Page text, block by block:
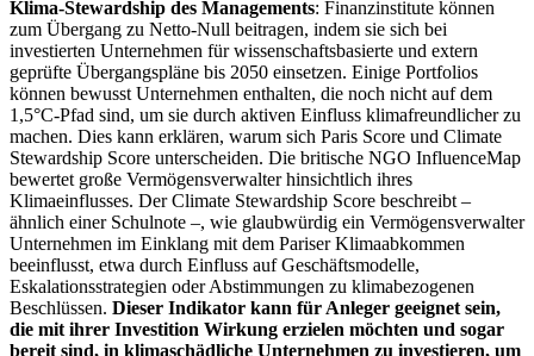
Klima-Stewardship des Managements: Finanzinstitute können
zum Übergang zu Netto-Null beitragen, indem sie sich bei
investierten Unternehmen für wissenschaftsbasierte und extern
geprüfte Übergangspläne bis 2050 einsetzen. Einige Portfolios
können bewusst Unternehmen enthalten, die noch nicht auf dem
1,5°C-Pfad sind, um sie durch aktiven Einfluss klimafreundlicher zu
machen. Dies kann erklären, warum sich Paris Score und Climate
Stewardship Score unterscheiden. Die britische NGO InfluenceMap
bewertet große Vermögensverwalter hinsichtlich ihres
Klimaeinflusses. Der Climate Stewardship Score beschreibt –
ähnlich einer Schulnote –, wie glaubwürdig ein Vermögensverwalter
Unternehmen im Einklang mit dem Pariser Klimaabkommen
beeinflusst, etwa durch Einfluss auf Geschäftsmodelle,
Eskalationsstrategien oder Abstimmungen zu klimabezogenen
Beschlüssen. Dieser Indikator kann für Anleger geeignet sein,
die mit ihrer Investition Wirkung erzielen möchten und sogar
bereit sind, in klimaschädliche Unternehmen zu investieren, um